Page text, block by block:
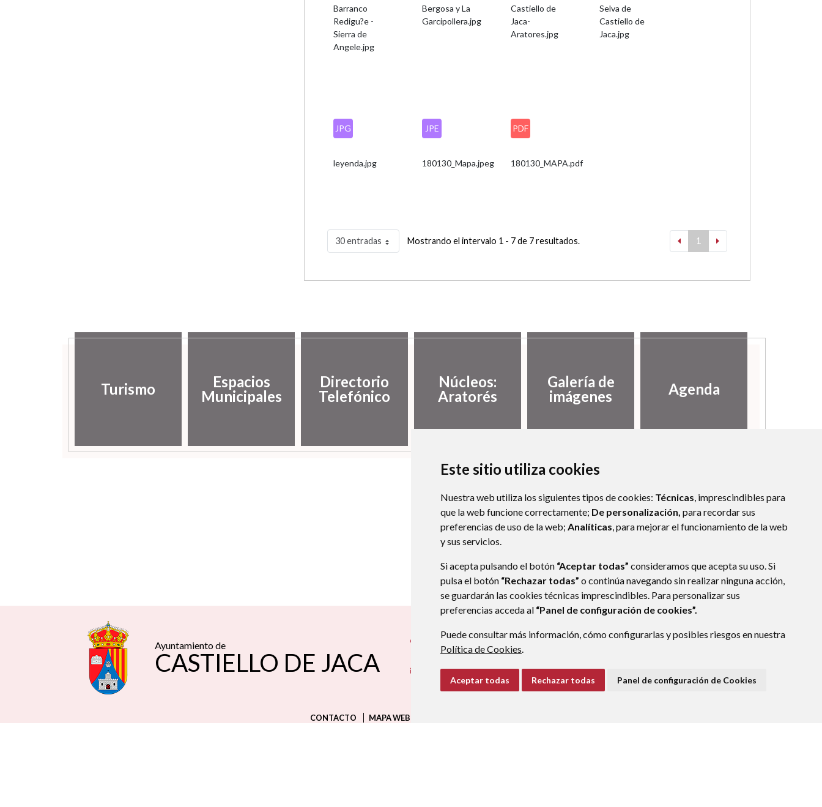
Este sitio utiliza cookies
Nuestra web utiliza los siguientes tipos de cookies: Técnicas, imprescindibles para
que la web funcione correctamente; De personalización, para recordar sus
preferencias de uso de la web; Analíticas, para mejorar el funcionamiento de la web
y sus servicios.
Si acepta pulsando el botón “Aceptar todas” consideramos que acepta su uso. Si
pulsa el botón “Rechazar todas” o continúa navegando sin realizar ninguna acción,
se guardarán las cookies técnicas imprescindibles. Para personalizar sus
preferencias acceda al “Panel de configuración de cookies”.
Puede consultar más información, cómo configurarlas y posibles riesgos en nuestra
Política de Cookies.
Aceptar todas Rechazar todas Panel de configuración de Cookies
Barranco
Redigu?e -
Sierra de
Angele.jpg
Bergosa y La
Garcipollera.jpg
Castiello de
Jaca-
Aratores.jpg
Selva de
Castiello de
Jaca.jpg
JPG
leyenda.jpg
JPE
180130_Mapa.jpeg
PDF
180130_MAPA.pdf
30 entradas Mostrando el intervalo 1 - 7 de 7 resultados. 1
Turismo
Espacios
Municipales
Directorio
Telefónico
Núcleos:
Aratorés
Galería de
imágenes
Agenda
Ayuntamiento de
CASTIELLO DE JACA
CASTIELLO DE JACA (HUESCA) - ARAGÓN
974350025
974350025
aytocastiellojaca@aragon.es
CONTACTO MAPA WEB